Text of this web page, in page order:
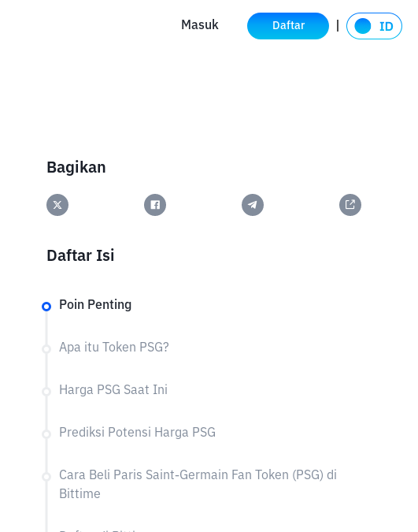
Masuk Daftar
Bagikan
Daftar Isi
Poin Penting
Apa itu Token PSG?
Harga PSG Saat Ini
Prediksi Potensi Harga PSG
Cara Beli Paris Saint-Germain Fan Token (PSG) di
Bittime